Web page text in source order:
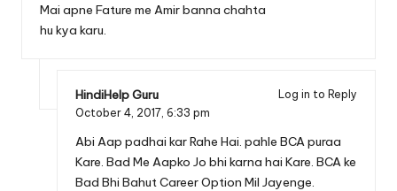
Mai apne Fature me Amir banna chahta
hu kya karu.
HindiHelp Guru
Log in to Reply
October 4, 2017, 6:33 pm
Abi Aap padhai kar Rahe Hai. pahle BCA puraa
Kare. Bad Me Aapko Jo bhi karna hai Kare. BCA ke
Bad Bhi Bahut Career Option Mil Jayenge.